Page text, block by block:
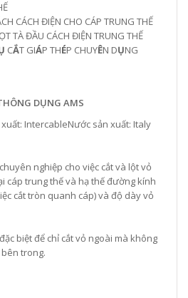
CÁCH ĐIỆN CHO CÁP TRUNG THẾ
TÀ ĐẦU CÁCH ĐIỆN TRUNG THẾ
CẮT GIÁP THÉP CHUYÊN DỤNG
DỤNG AMS
IntercableNước sản xuất: Italy
nghiệp cho việc cắt và lột vỏ
cáp trung thế và hạ thế đường kính
cắt tròn quanh cáp) và độ dày vỏ
biệt để chỉ cắt vỏ ngoài mà không
trong.